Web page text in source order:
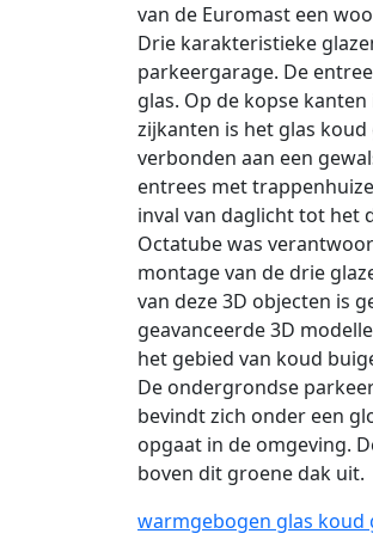
van de Euromast een
Drie karakteristieke
parkeergarage. De
glas. Op de kopse
zijkanten is het glas
verbonden aan een
entrees met
inval van daglicht tot het
Octatube was
montage van de drie
van deze 3D objecten is
geavanceerde 3D
het gebied van koud
De ondergrondse
bevindt zich onder een
opgaat in de omgeving.
boven dit groene dak uit.
warmgebogen glas koud